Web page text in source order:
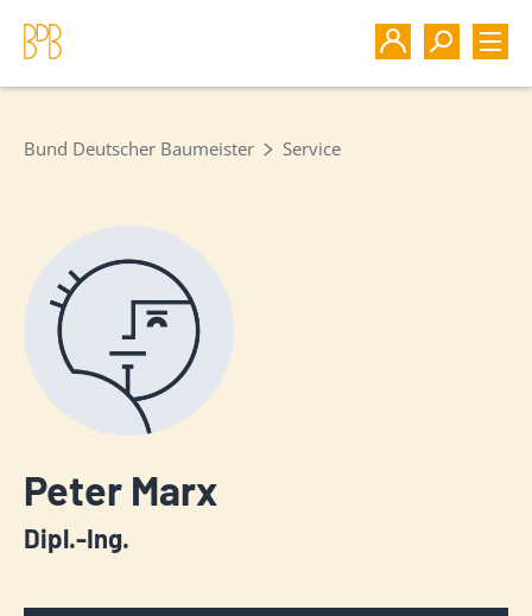
Bund Deutscher Baumeister Service
Peter Marx
Dipl.-Ing.